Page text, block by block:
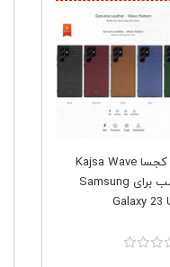
قاب کجسا Kajsa Wave
مناسب برای Samsung
Galaxy 23